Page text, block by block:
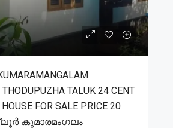
THODUPUZHA TALUK 24 CENT
FOR SALE PRICE 20
കുമാരമംഗലം